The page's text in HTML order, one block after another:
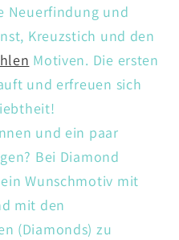
Neuerfindung und
Kreuzstich und den
Motiven. Die ersten
und erfreuen sich
und ein paar
Bei Diamond
Wunschmotiv mit
mit den
(Diamonds) zu